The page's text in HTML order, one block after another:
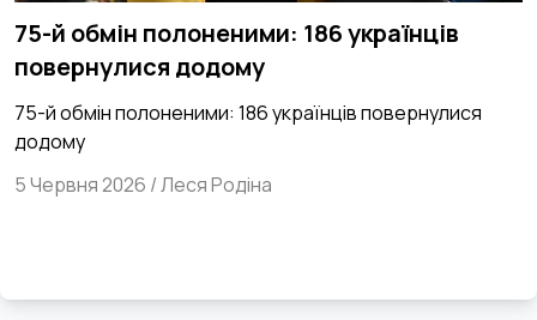
75-й обмін полоненими: 186 українців
повернулися додому
75-й обмін полоненими: 186 українців повернулися
додому
5 Червня 2026 /Леся Родіна